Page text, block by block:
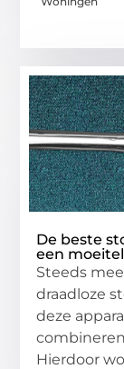
De beste
een
Steeds
draadloze
deze
Hierdoor